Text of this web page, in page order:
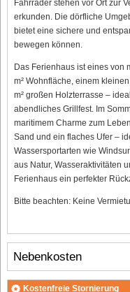
Fahrräder stehen vor Ort zur
erkunden. Die dörfliche
bietet eine sichere und
bewegen können.
Das Ferienhaus ist eines von
m² Wohnfläche, einem
m² großen Holzterrasse –
abendliches Grillfest. Im
maritimem Charme zum
Sand und ein flaches Ufer –
Wassersportarten wie
aus Natur, Wasseraktivitäten
Ferienhaus ein perfekter
Bitte beachten: Keine
Nebenkosten
Kostenfreie Stornierung